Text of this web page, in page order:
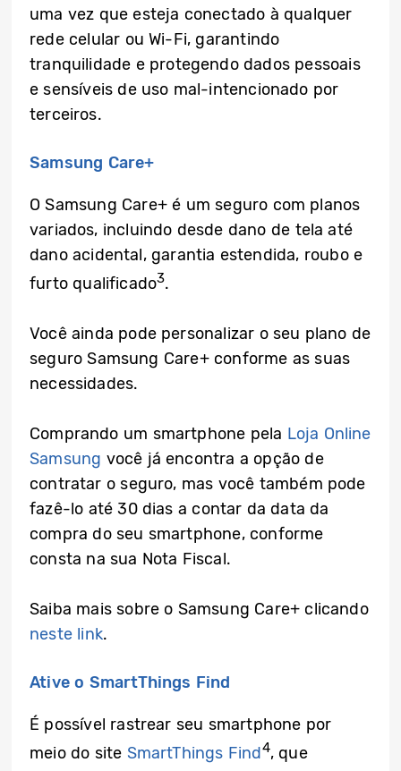
uma vez que esteja conectado à qualquer
rede celular ou Wi-Fi, garantindo
tranquilidade e protegendo dados pessoais
e sensíveis de uso mal-intencionado por
terceiros.
Samsung Care+
O Samsung Care+ é um seguro com planos
variados, incluindo desde dano de tela até
dano acidental, garantia estendida, roubo e
furto qualificado3.
Você ainda pode personalizar o seu plano de
seguro Samsung Care+ conforme as suas
necessidades.
Comprando um smartphone pela Loja Online
Samsung você já encontra a opção de
contratar o seguro, mas você também pode
fazê-lo até 30 dias a contar da data da
compra do seu smartphone, conforme
consta na sua Nota Fiscal.
Saiba mais sobre o Samsung Care+ clicando
neste link.
Ative o SmartThings Find
É possível rastrear seu smartphone por
meio do site SmartThings Find4, que